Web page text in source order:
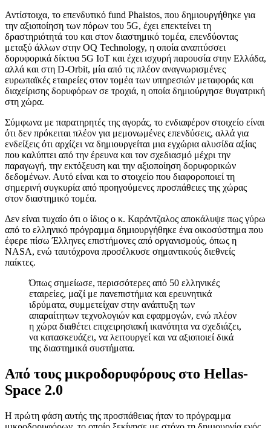
Αντίστοιχα, το επενδυτικό fund Phaistos, που δημιουργήθηκε για
την αξιοποίηση των πόρων του 5G, έχει επεκτείνει τη
δραστηριότητά του και στον διαστημικό τομέα, επενδύοντας
μεταξύ άλλων στην OQ Technology, η οποία αναπτύσσει
δορυφορικά δίκτυα 5G IoT και έχει ισχυρή παρουσία στην Ελλάδα,
αλλά και στη D-Orbit, μία από τις πλέον αναγνωρισμένες
ευρωπαϊκές εταιρείες στον τομέα των υπηρεσιών μεταφοράς και
διαχείρισης δορυφόρων σε τροχιά, η οποία δημιούργησε θυγατρική
στη χώρα.
Σύμφωνα με παρατηρητές της αγοράς, το ενδιαφέρον στοιχείο είναι
ότι δεν πρόκειται πλέον για μεμονωμένες επενδύσεις, αλλά για
ενδείξεις ότι αρχίζει να δημιουργείται μια εγχώρια αλυσίδα αξίας
που καλύπτει από την έρευνα και τον σχεδιασμό μέχρι την
παραγωγή, την εκτόξευση και την αξιοποίηση δορυφορικών
δεδομένων. Αυτό είναι και το στοιχείο που διαφοροποιεί τη
σημερινή συγκυρία από προηγούμενες προσπάθειες της χώρας
στον διαστημικό τομέα.
Δεν είναι τυχαίο ότι ο ίδιος ο κ. Καράντζαλος αποκάλυψε πως γύρω
από το ελληνικό πρόγραμμα δημιουργήθηκε ένα οικοσύστημα που
έφερε πίσω Έλληνες επιστήμονες από οργανισμούς, όπως η
NASA, ενώ ταυτόχρονα προσέλκυσε σημαντικούς διεθνείς
παίκτες.
Όπως σημείωσε, περισσότερες από 50 ελληνικές
εταιρείες, μαζί με πανεπιστήμια και ερευνητικά
ιδρύματα, συμμετείχαν στην ανάπτυξη των
απαραίτητων τεχνολογιών και εφαρμογών, ενώ πλέον
η χώρα διαθέτει επιχειρησιακή ικανότητα να σχεδιάζει,
να κατασκευάζει, να λειτουργεί και να αξιοποιεί δικά
της διαστημικά συστήματα.
Από τους μικροδορυφόρους στο Hellas-
Space 2.0
Η πρώτη φάση αυτής της προσπάθειας ήταν το πρόγραμμα